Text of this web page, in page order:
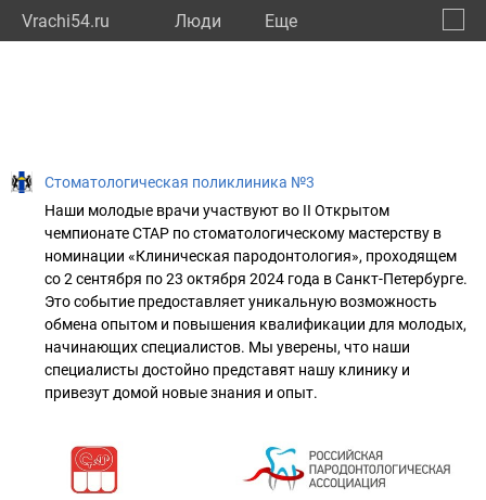
Vrachi54.ru Люди Eще
Стоматологическая поликлиника №3
Наши молодые врачи участвуют во II Открытом
чемпионате СТАР по стоматологическому мастерству в
номинации «Клиническая пародонтология», проходящем
со 2 сентября по 23 октября 2024 года в Санкт-Петербурге.
Это событие предоставляет уникальную возможность
обмена опытом и повышения квалификации для молодых,
начинающих специалистов. Мы уверены, что наши
специалисты достойно представят нашу клинику и
привезут домой новые знания и опыт.